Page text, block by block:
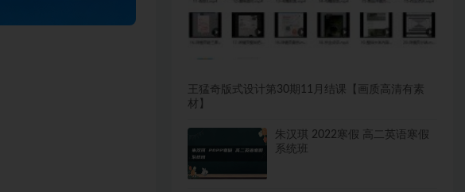
王猛奇版式设计第30期11月结课【画质高清有素
材】
朱汉琪 2022寒假 高二英语寒假
系统班